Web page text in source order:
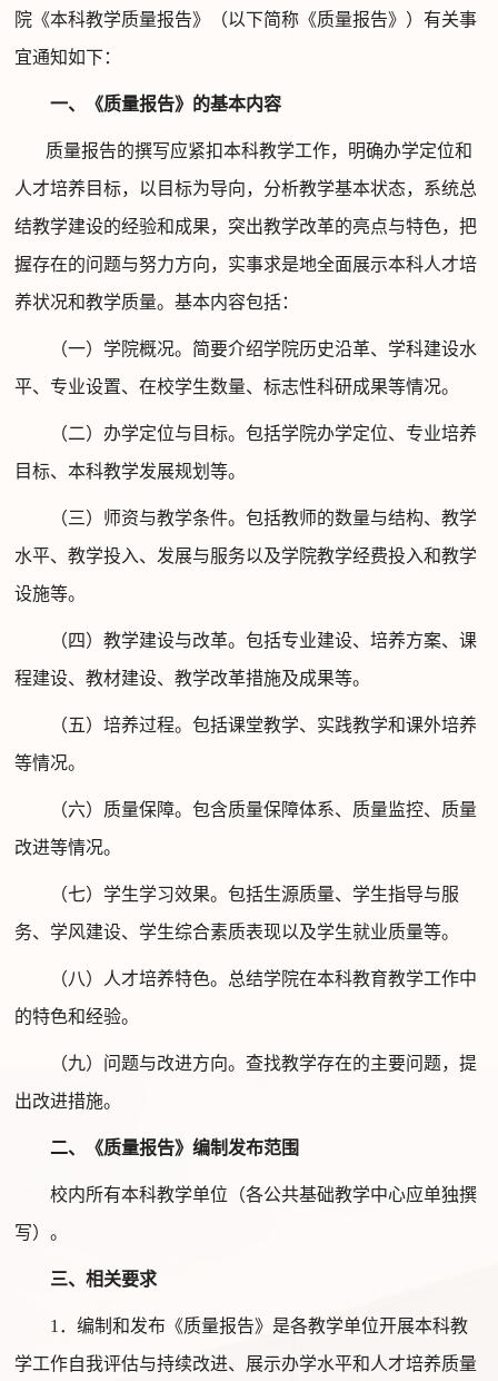
院《本科教学质量报告》（以下简称《质量报告》）有关事
宜通知如下：
一、《质量报告》的基本内容
质量报告的撰写应紧扣本科教学工作， 明确办学定位和
人才培养目标， 以目标为导向， 分析教学基本状态， 系统总
结教学建设的经验和成果，突出教学改革的亮点与特色，把
握存在的问题与努力方向，实事求是地全面展示本科人才培
养状况和教学质量。基本内容包括：
（一） 学院概况。 简要介绍学院历史沿革、 学科建设水
平、专业设置、在校学生数量、标志性科研成果等情况。
（二）办学定位与 目标。包括学院办学定位、专业培养
目标、本科教学发展规划等。
（三） 师资与教学条件。包括教师的数量与结构、教学
水平、教学投入、发展与服务以及学院教学经费投入和教学
设施等。
（四）教学建设与改革。包括专业建设、培养方案、课
程建设、教材建设、教学改革措施及成果等。
（五）培养过程。包括课堂教学、实践教学和课外培养
等情况。
（六） 质量保障。包含质量保障体系、质量监控、质量
改进等情况。
（七） 学生学习效果。包括生源质量、学生指导与服
务、学风建设、学生综合素质表现以及学生就业质量等。
（八）人才培养特色。总结学院在本科教育教学工作中
的特色和经验。
（九）问题与改进方向。查找教学存在的主要问题，提
出改进措施。
二、《质量报告》编制发布范围
校内所有本科教学单位（各公共基础教学中心应单独撰
写）。
三、相关要求
1．编制和发布 《质量报告》是各教学单位开展本科教
学工作自我评估与持续改进、 展示办学水平和人才培养质量